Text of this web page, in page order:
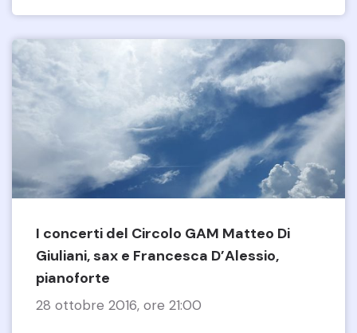
I concerti del Circolo GAM Matteo Di
Giuliani, sax e Francesca D’Alessio,
pianoforte
28 ottobre 2016, ore 21:00